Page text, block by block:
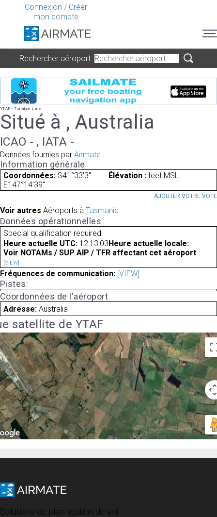
Connexion / Créer
mon compte
Rechercher aéroport
YTAF - Trafalgar Lane
Situé à , Australia
ICAO - , IATA -
Données fournies par Airmate
Information générale
Coordonnées: S41°33'3"
E147°14'39"
Élévation : feet MSL.
AJOUTER VOTRE VOTE
Voir autres Aéroports à Tasmania
Données opérationnelles
Special qualification required
Heure actuelle UTC: 12:13:03 Heure actuelle locale:
Voir NOTAMs / SUP AIP / TFR affectant cet aéroport
[VIEW]
Fréquences de communication: [VIEW]
Pistes:
Coordonnées de l'aéroport
Adresse: Australia
satellite de YTAF
Solutions de planification de vol